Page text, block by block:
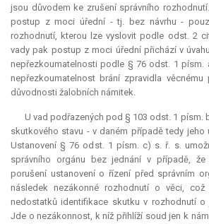
jsou důvodem ke zrušení správního
postup z moci úřední - tj. bez návrhu -
rozhodnutí, kterou lze vyslovit podle odst. 2
vady pak postup z moci úřední přichází v
nepřezkoumatelnosti podle § 76 odst. 1 písm.
nepřezkoumatelnost brání zpravidla
důvodnosti žalobních námitek.
U vad podřazených pod § 103 odst. 1 písm.
skutkového stavu - v daném případě tedy jeho
Ustanovení § 76 odst. 1 písm. c) s. ř. s.
správního orgánu bez jednání v případě,
porušení ustanovení o řízení před správním
následek nezákonné rozhodnutí o věci,
nedostatků identifikace skutku v rozhodnutí o
Jde o nezákonnost, k níž přihlíží soud jen k